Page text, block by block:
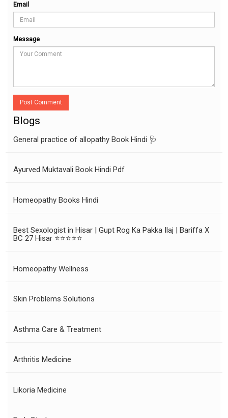
Email
Message
Post Comment
Blogs
General practice of allopathy Book Hindi 🩺
Ayurved Muktavali Book Hindi Pdf
Homeopathy Books Hindi
Best Sexologist in Hisar | Gupt Rog Ka Pakka Ilaj | Bariffa X
BC 27 Hisar ⭐⭐⭐⭐⭐
Homeopathy Wellness
Skin Problems Solutions
Asthma Care & Treatment
Arthritis Medicine
Likoria Medicine